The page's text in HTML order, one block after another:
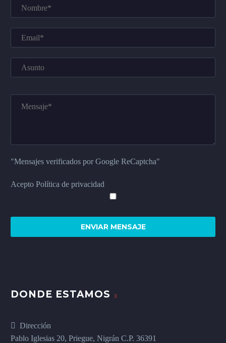
"Mensajes verificados por Google ReCaptcha"
Acepto Política de privacidad
DONDE ESTAMOS
Dirección
Pablo Iglesias 20, Priegue, Nigrán C.P. 36391